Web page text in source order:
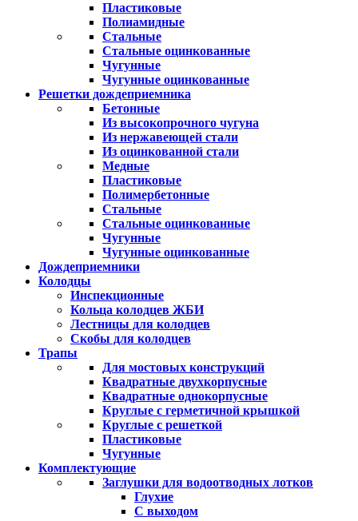
Пластиковые
Полиамидные
Стальные
Стальные оцинкованные
Чугунные
Чугунные оцинкованные
Решетки дождеприемника
Бетонные
Из высокопрочного чугуна
Из нержавеющей стали
Из оцинкованной стали
Медные
Пластиковые
Полимербетонные
Стальные
Стальные оцинкованные
Чугунные
Чугунные оцинкованные
Дождеприемники
Колодцы
Инспекционные
Кольца колодцев ЖБИ
Лестницы для колодцев
Скобы для колодцев
Трапы
Для мостовых конструкций
Квадратные двухкорпусные
Квадратные однокорпусные
Круглые с герметичной крышкой
Круглые с решеткой
Пластиковые
Чугунные
Комплектующие
Заглушки для водоотводных лотков
Глухие
С выходом